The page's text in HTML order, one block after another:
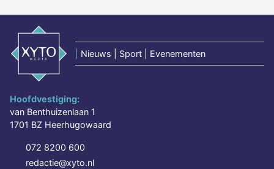
Nieuws | Sport | Evenementen
Hoofdvestiging:
van Benthuizenlaan 1
1701 BZ Heerhugowaard
072 8200 600
redactie@xyto.nl